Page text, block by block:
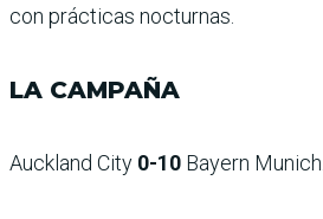
con prácticas nocturnas.
LA CAMPAÑA
Auckland City 0-10 Bayern Munich.